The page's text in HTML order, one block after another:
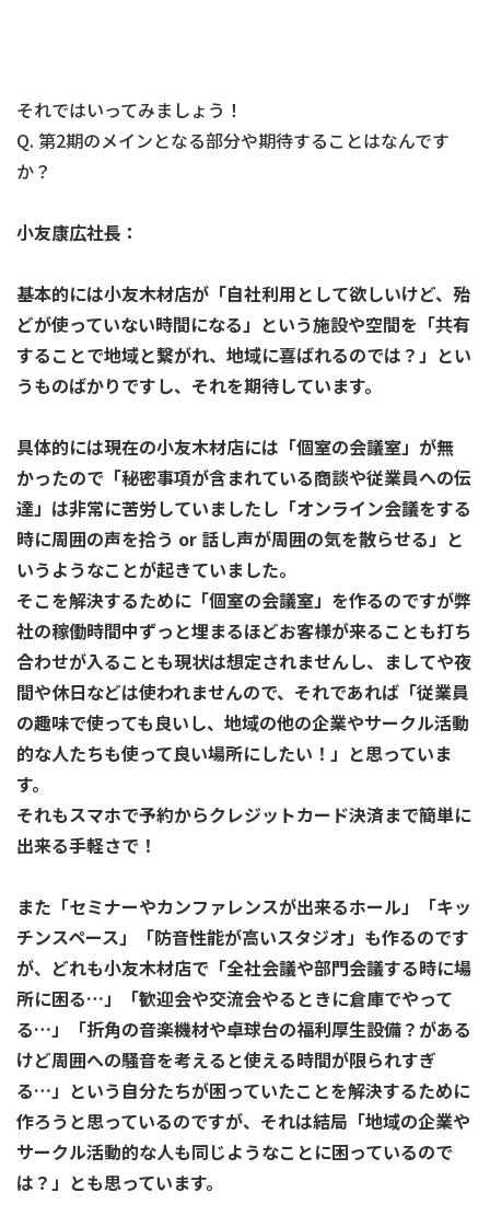
それではいってみましょう！
Q. 第2期のメインとなる部分や期待することはなんです
か？
小友康広社長：
基本的には小友木材店が「自社利用として欲しいけど、殆
どが使っていない時間になる」という施設や空間を「共有
することで地域と繋がれ、地域に喜ばれるのでは？」とい
うものばかりですし、それを期待しています。
具体的には現在の小友木材店には「個室の会議室」が無
かったので「秘密事項が含まれている商談や従業員への伝
達」は非常に苦労していましたし「オンライン会議をする
時に周囲の声を拾う or 話し声が周囲の気を散らせる」と
いうようなことが起きていました。
そこを解決するために「個室の会議室」を作るのですが弊
社の稼働時間中ずっと埋まるほどお客様が来ることも打ち
合わせが入ることも現状は想定されませんし、ましてや夜
間や休日などは使われませんので、それであれば「従業員
の趣味で使っても良いし、地域の他の企業やサークル活動
的な人たちも使って良い場所にしたい！」と思っていま
す。
それもスマホで予約からクレジットカード決済まで簡単に
出来る手軽さで！
また「セミナーやカンファレンスが出来るホール」「キッ
チンスペース」「防音性能が高いスタジオ」も作るのです
が、どれも小友木材店で「全社会議や部門会議する時に場
所に困る…」「歓迎会や交流会やるときに倉庫でやって
る…」「折角の音楽機材や卓球台の福利厚生設備？がある
けど周囲への騒音を考えると使える時間が限られすぎ
る…」という自分たちが困っていたことを解決するために
作ろうと思っているのですが、それは結局「地域の企業や
サークル活動的な人も同じようなことに困っているので
は？」とも思っています。